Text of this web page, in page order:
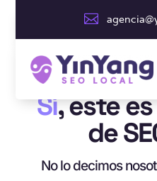

Sí, este
de
No lo decimos